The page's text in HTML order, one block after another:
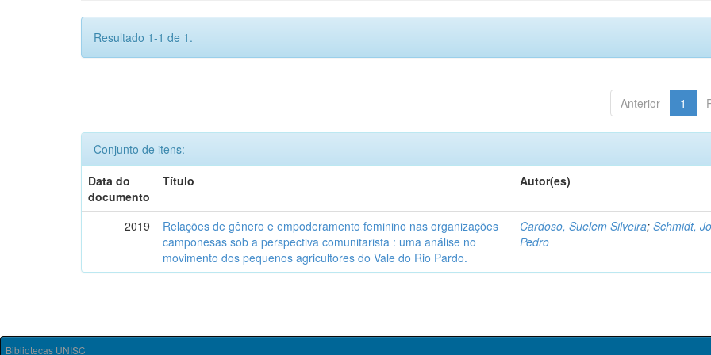
Resultado 1-1 de 1.
Anterior 1
Conjunto de itens:
Data do
documento
Título Autor(es)
2019
Relações de gênero e empoderamento feminino nas organizações
camponesas sob a perspectiva comunitarista : uma análise no
movimento dos pequenos agricultores do Vale do Rio Pardo.
Cardoso, Suelem Silveira;Schmidt,
Pedro
Bibliotecas UNISC